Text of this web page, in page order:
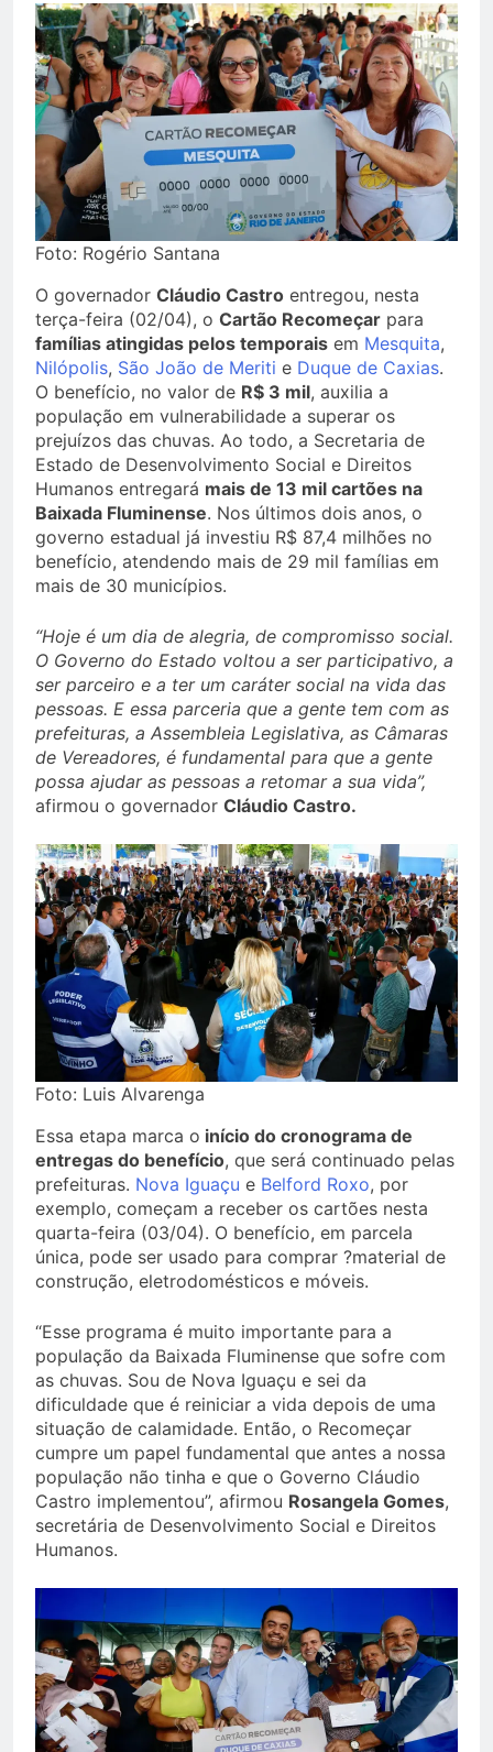
Foto: Rogério Santana
O governador Cláudio Castro entregou, nesta
terça-feira (02/04), o Cartão Recomeçar para
famílias atingidas pelos temporais em Mesquita,
Nilópolis, São João de Meriti e Duque de Caxias.
O benefício, no valor de R$ 3 mil, auxilia a
população em vulnerabilidade a superar os
prejuízos das chuvas. Ao todo, a Secretaria de
Estado de Desenvolvimento Social e Direitos
Humanos entregará mais de 13 mil cartões na
Baixada Fluminense. Nos últimos dois anos, o
governo estadual já investiu R$ 87,4 milhões no
benefício, atendendo mais de 29 mil famílias em
mais de 30 municípios.
“Hoje é um dia de alegria, de compromisso social.
O Governo do Estado voltou a ser participativo, a
ser parceiro e a ter um caráter social na vida das
pessoas. E essa parceria que a gente tem com as
prefeituras, a Assembleia Legislativa, as Câmaras
de Vereadores, é fundamental para que a gente
possa ajudar as pessoas a retomar a sua vida”,
afirmou o governador Cláudio Castro.
Foto: Luis Alvarenga
Essa etapa marca o início do cronograma de
entregas do benefício, que será continuado pelas
prefeituras. Nova Iguaçu e Belford Roxo, por
exemplo, começam a receber os cartões nesta
quarta-feira (03/04). O benefício, em parcela
única, pode ser usado para comprar ?material de
construção, eletrodomésticos e móveis.
“Esse programa é muito importante para a
população da Baixada Fluminense que sofre com
as chuvas. Sou de Nova Iguaçu e sei da
dificuldade que é reiniciar a vida depois de uma
situação de calamidade. Então, o Recomeçar
cumpre um papel fundamental que antes a nossa
população não tinha e que o Governo Cláudio
Castro implementou”, afirmou Rosangela Gomes,
secretária de Desenvolvimento Social e Direitos
Humanos.